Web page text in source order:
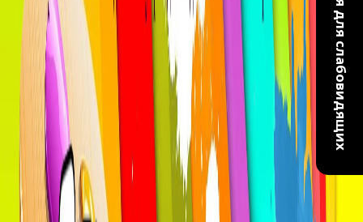
Версия для слабовидящих